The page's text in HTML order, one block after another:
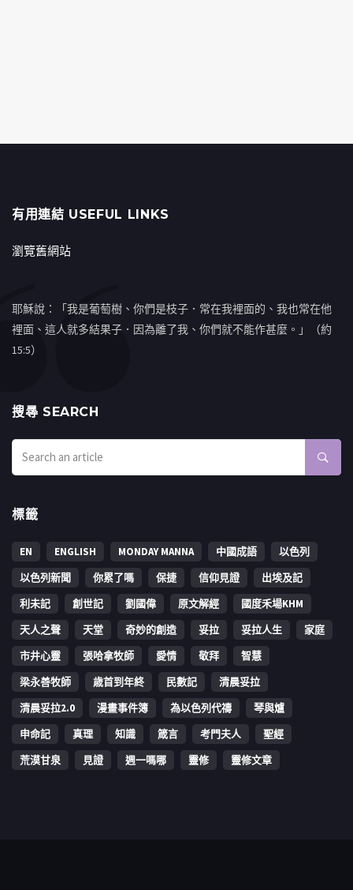
有用連結 USEFUL LINKS
瀏覽舊網站
耶穌說：「我是葡萄樹、你們是枝子．常在我裡面的、我也常在他
裡面、這人就多結果子．因為離了我、你們就不能作甚麼。」（約
15:5）
搜㝷 SEARCH
標籤
EN ENGLISH MONDAY MANNA 中國成語
以色列
以色列新聞
你累了嗎 保捷 信仰見證
出埃及記
利未記
創世記 劉國偉 原文解經
國度禾場KHM
天人之聲
天堂 奇妙的創造 妥拉 妥拉人生
家庭
市井心靈
張哈拿牧師 愛情 敬拜
智慧
梁永善牧師
歳首到年終 民數記
清晨妥拉
清晨妥拉2.0
漫畫事件簿 為以色列代禱
琴與爐
申命記
真理 知識 箴言 考門夫人
聖經
荒漠甘泉
見證 週一嗎哪 靈修 靈修文章